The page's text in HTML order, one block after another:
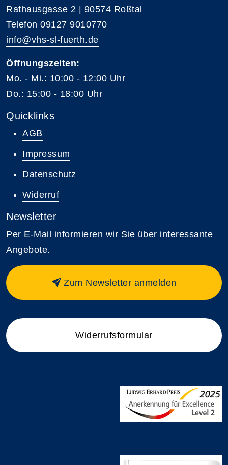
Rathausgasse 2 | 90574 Roßtal
Telefon 09127 9010770
info@vhs-sl-fuerth.de
Öffnungszeiten:
Mo. - Mi.: 10:00 - 12:00 Uhr
Do.: 15:00 - 18:00 Uhr
Quicklinks
AGB
Impressum
Datenschutz
Widerruf
Newsletter
Per E-Mail informieren wir Sie über interessante
Angebote.
Zum Newsletter anmelden
Widerrufsformular